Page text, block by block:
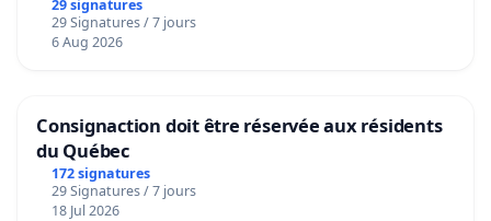
29 signatures
29 Signatures / 7 jours
6 Aug 2026
Consignaction doit être réservée aux résidents
du Québec
172 signatures
29 Signatures / 7 jours
18 Jul 2026